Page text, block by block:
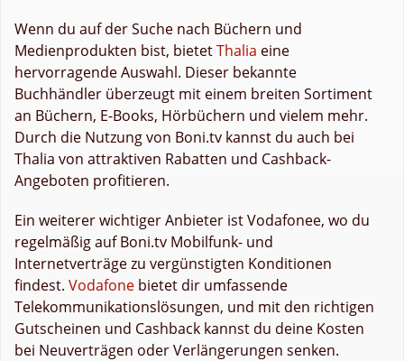
Wenn du auf der Suche nach Büchern und
Medienprodukten bist, bietetThalia eine
hervorragende Auswahl. Dieser bekannte
Buchhändler überzeugt mit einem breiten Sortiment
an Büchern, E-Books, Hörbüchern und vielem mehr.
Durch die Nutzung von Boni.tv kannst du auch bei
Thalia von attraktiven Rabatten und Cashback-
Angeboten profitieren.
Ein weiterer wichtiger Anbieter ist Vodafonee, wo du
regelmäßig auf Boni.tv Mobilfunk- und
Internetverträge zu vergünstigten Konditionen
findest. Vodafone bietet dir umfassende
Telekommunikationslösungen, und mit den richtigen
Gutscheinen und Cashback kannst du deine Kosten
bei Neuverträgen oder Verlängerungen senken.